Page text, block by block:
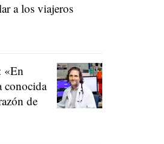
a los viajeros
«En
conocida
de